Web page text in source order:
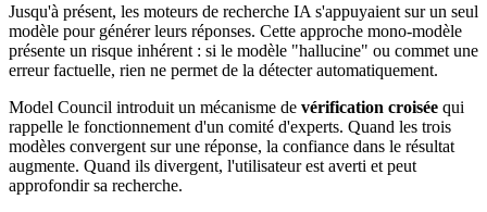
Jusqu'à présent, les moteurs de recherche IA s'appuyaient sur un seul
modèle pour générer leurs réponses. Cette approche mono-modèle
présente un risque inhérent : si le modèle "hallucine" ou commet une
erreur factuelle, rien ne permet de la détecter automatiquement.
Model Council introduit un mécanisme de vérification croisée qui
rappelle le fonctionnement d'un comité d'experts. Quand les trois
modèles convergent sur une réponse, la confiance dans le résultat
augmente. Quand ils divergent, l'utilisateur est averti et peut
approfondir sa recherche.